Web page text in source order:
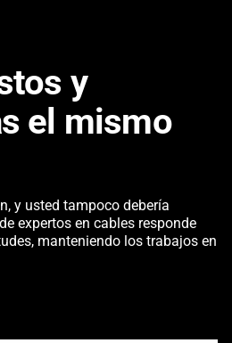
y
el mismo
y usted tampoco debería
expertos en cables responde
manteniendo los trabajos en